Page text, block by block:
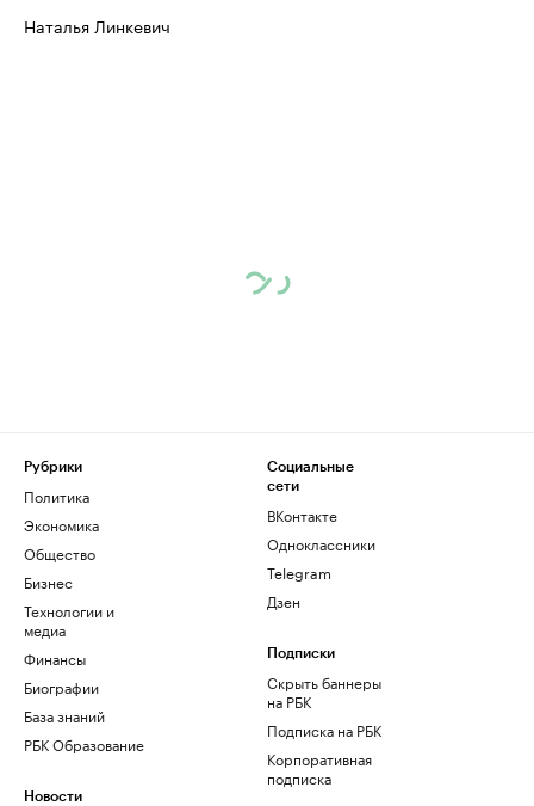
Наталья Линкевич
Рубрики
Политика
Экономика
Общество
Бизнес
Технологии и
медиа
Финансы
Биографии
База знаний
РБК Образование
Новости
Социальные
сети
ВКонтакте
Одноклассники
Telegram
Дзен
Подписки
Скрыть баннеры
на РБК
Подписка на РБК
Корпоративная
подписка